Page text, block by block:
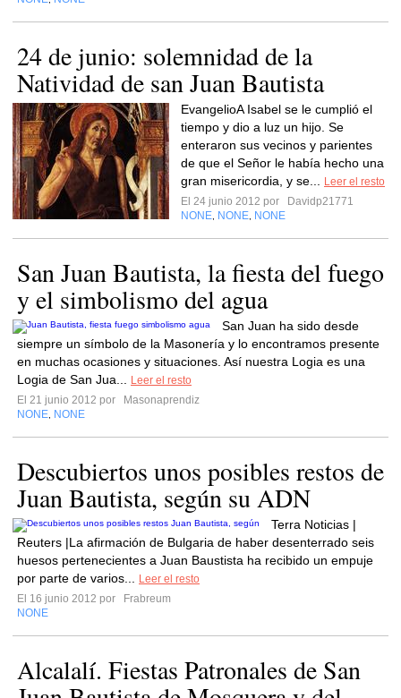
24 de junio: solemnidad de la
Natividad de san Juan Bautista
EvangelioA Isabel se le cumplió el
tiempo y dio a luz un hijo. Se
enteraron sus vecinos y parientes
de que el Señor le había hecho una
gran misericordia, y se...
Leer el resto
El 24 junio 2012 por
Davidp21771
NONE NONE NONE
San Juan Bautista, la fiesta del fuego
y el simbolismo del agua
San Juan ha sido desde
siempre un símbolo de la Masonería y lo encontramos presente
en muchas ocasiones y situaciones. Así nuestra Logia es una
Logia de San Jua...
Leer el resto
El 21 junio 2012 por
Masonaprendiz
NONE NONE
Descubiertos unos posibles restos de
Juan Bautista, según su ADN
Terra Noticias |
Reuters |La afirmación de Bulgaria de haber desenterrado seis
huesos pertenecientes a Juan Baustista ha recibido un empuje
por parte de varios...
Leer el resto
El 16 junio 2012 por
Frabreum
NONE
Alcalalí. Fiestas Patronales de San